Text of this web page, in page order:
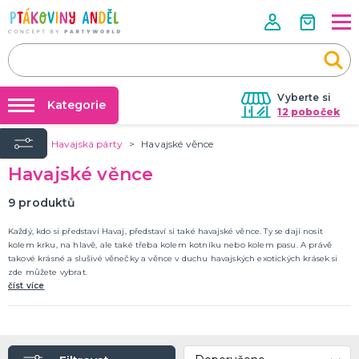
Vyberte si
12 poboček
Půjčovna kostýmů
Párty výzdoba na klíč
Nafukování balónků
Prodejny
Rozvoz
Párty Blog
Kontakt
Kategorie
ROZLUČKA SE SVOBODOU, SVATBA
Doplňky pro ženicha
Doplňky pro družičky a mládence
HALLOWEEN A HOROROVÁ PÁRTY
Hororová líčidla a efekty
Úvod Havajská párty Havajské věnce
Havajské věnce
9 produktů
Každý, kdo si představí Havaj, představí si také havajské věnce. Ty se dají nosit
kolem krku, na hlavě, ale také třeba kolem kotníku nebo kolem pasu. A právě
takové krásné a slušivé věnečky a věnce v duchu havajských exotických krásek si
zde můžete vybrat.
číst více